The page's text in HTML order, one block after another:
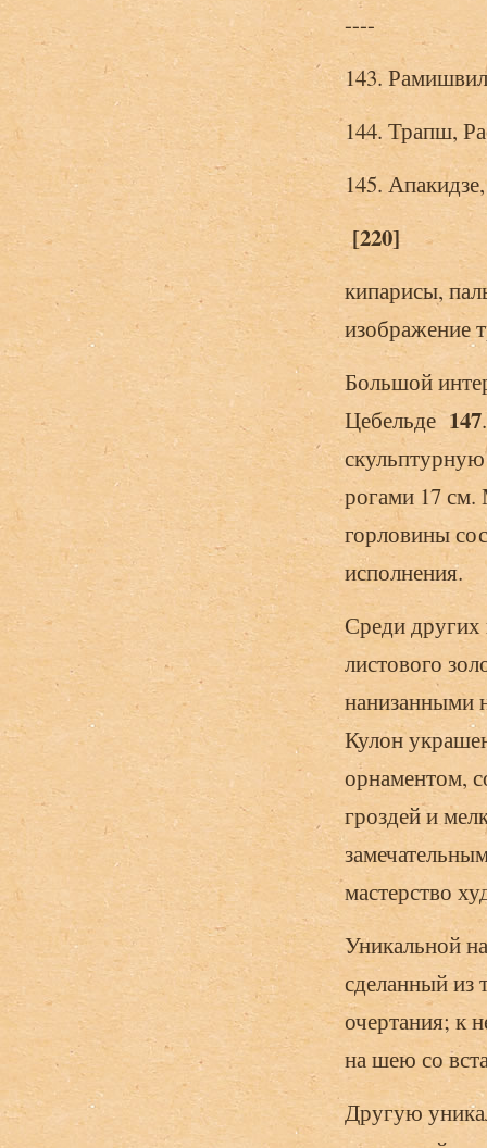
----
143.
144. Трапш,
145.
[220]
кипарисы,
изображение
Большой
Цебельде147
рогами 17 см.
горловины
исполнения.
Среди других
листового
нанизанными
Кулон
орнаментом,
гроздей и
мастерство
Уникальной
сделанный из
очертания; к
на шею со
Другую